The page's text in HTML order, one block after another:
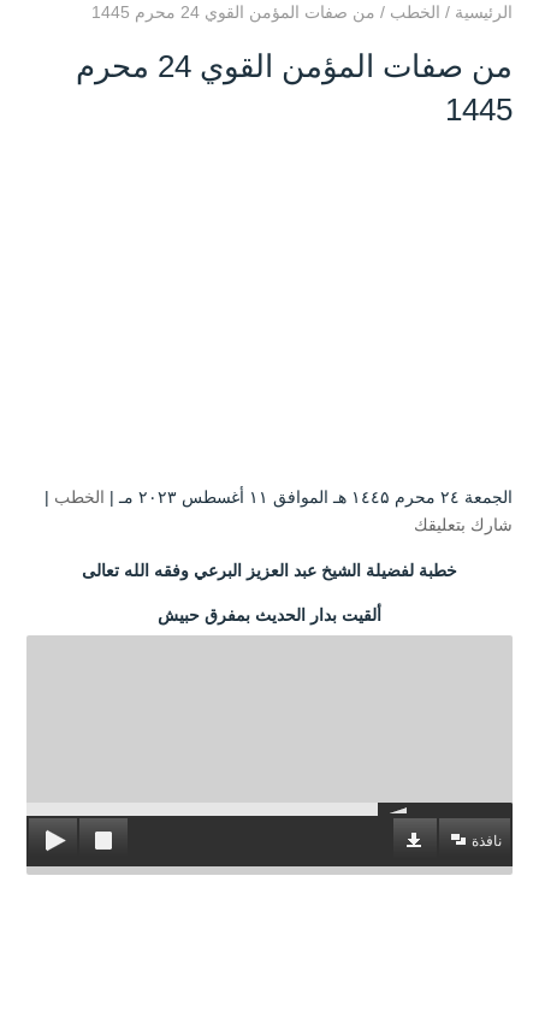
الرئيسية / الخطب / من صفات المؤمن القوي 24 محرم 1445
من صفات المؤمن القوي 24 محرم
1445
الجمعة ۲٤ محرم ۱٤٤۵ هـ الموافق ۱۱ أغسطس ۲۰۲۳ مـ | الخطب |
شارك بتعليقك
خطبة لفضيلة الشيخ عبد العزيز البرعي وفقه الله تعالى
ألقيت بدار الحديث بمفرق حبيش
نافذة